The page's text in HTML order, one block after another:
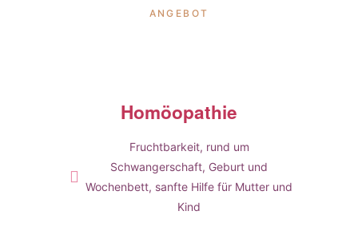
ANGEBOT
Homöopathie
Fruchtbarkeit, rund um
Schwangerschaft, Geburt und
Wochenbett, sanfte Hilfe für Mutter und
Kind